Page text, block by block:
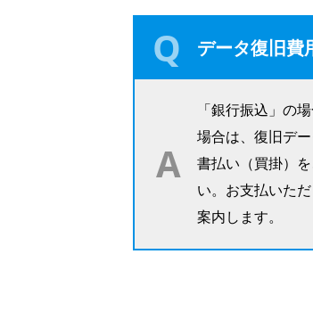
データ復旧費
「銀行振込」の
場合は、復旧デ
書払い（買掛）
い。お支払いた
案内します。